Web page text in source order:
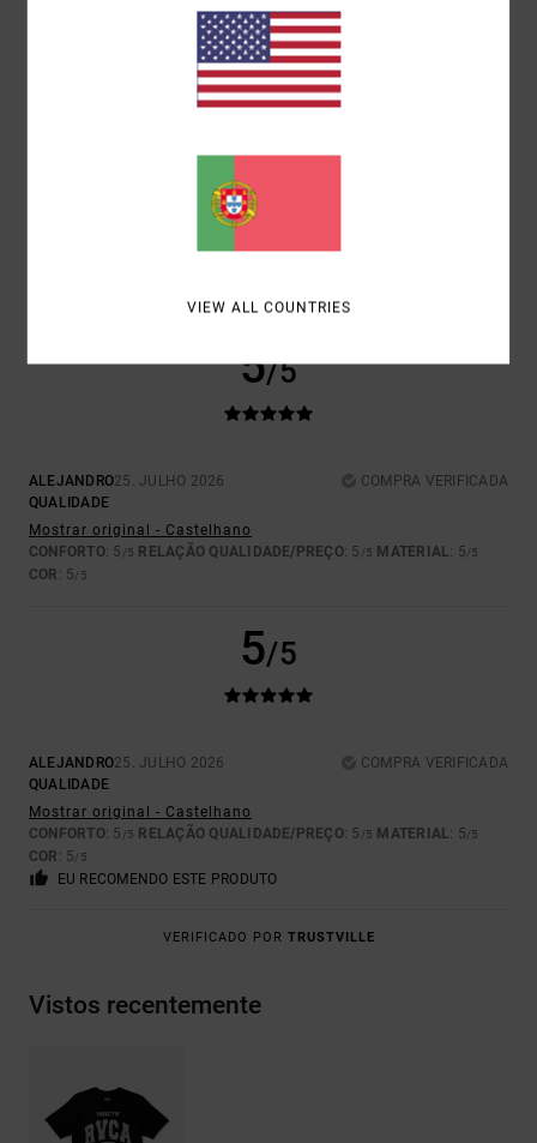
RELAÇÃO QUALIDADE/PREÇO
5.0
COR
5/5
ALEJANDRO25. JULHO 2026
COMPRA VERIFICADA
QUALIDADE
Mostrar original - Castelhano
CONFORTO: 5 /5 RELAÇÃO QUALIDADE/PREÇO: 5 /5 MATERIAL: 5/5
COR : 5/5
5/5
ALEJANDRO25. JULHO 2026
COMPRA VERIFICADA
QUALIDADE
Mostrar original - Castelhano
CONFORTO: 5 /5 RELAÇÃO QUALIDADE/PREÇO: 5 /5 MATERIAL: 5/5
COR : 5/5
EU RECOMENDO ESTE PRODUTO
VERIFICADO POR TRUSTVILLE
Vistos recentemente
VIEW ALL COUNTRIES